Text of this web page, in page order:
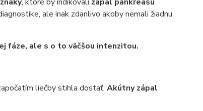
ale inak zdanlivo akoby nemali žiadnu
fáze, ale s o to väčšou intenzitou.
liečby stihla dostať. Akútny zápal